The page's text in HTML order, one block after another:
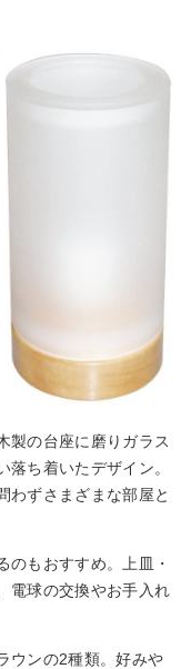
製の台座に磨りガラス
ち着いたデザイン。
わずさまざまな部屋と
のもおすすめ。上皿・
電球の交換やお手入れ
ウンの2種類。好みや